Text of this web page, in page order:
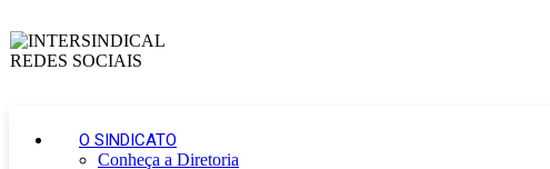
O SINDICATO
Conheça a Diretoria